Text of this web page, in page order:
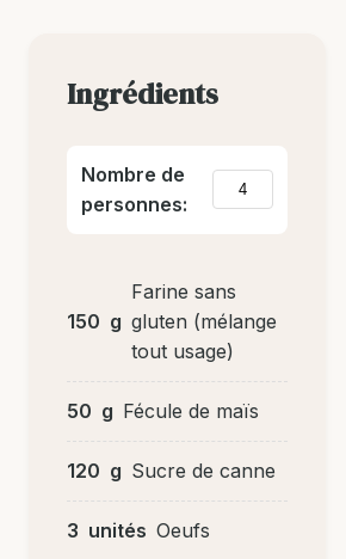
Ingrédients
Nombre de
personnes:
150 g
Farine sans
gluten (mélange
tout usage)
50 g Fécule de maïs
120 g Sucre de canne
3 unités Oeufs